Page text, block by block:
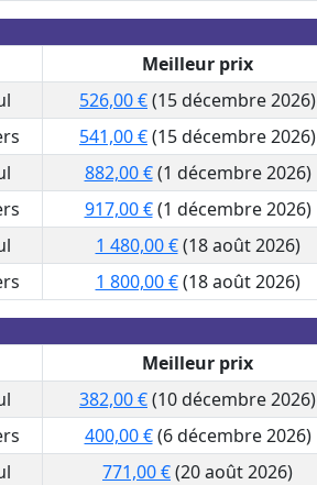
Meilleur prix
526,00 €(15 décembre 2026)
541,00 €(15 décembre 2026)
882,00 €(1 décembre 2026)
917,00 €(1 décembre 2026)
1 480,00 €(18 août 2026)
1 800,00 €(18 août 2026)
Meilleur prix
382,00 €(10 décembre 2026)
400,00 €(6 décembre 2026)
771,00 €(20 août 2026)